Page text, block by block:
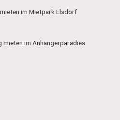
im Mietpark Elsdorf
mieten im Anhängerparadies